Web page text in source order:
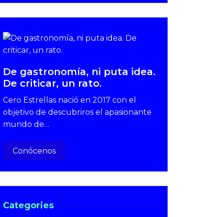
De gastronomía, ni puta idea.
De criticar, un rato.
Cero Estrellas nació en 2017 con el
objetivo de descubriros el apasionante
mundo de…
Conócenos
Categories